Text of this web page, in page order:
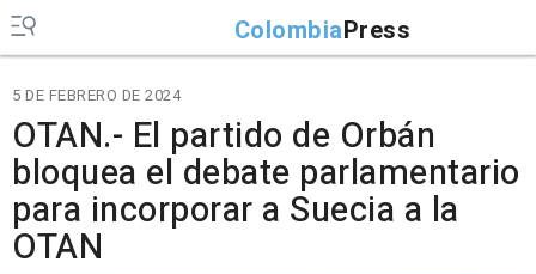
ColombiaPress
5 DE FEBRERO DE 2024
OTAN.- El partido de Orbán
bloquea el debate parlamentario
para incorporar a Suecia a la
OTAN